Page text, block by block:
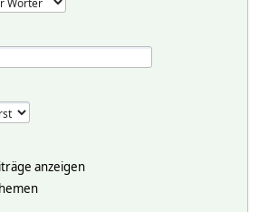
anzeigen